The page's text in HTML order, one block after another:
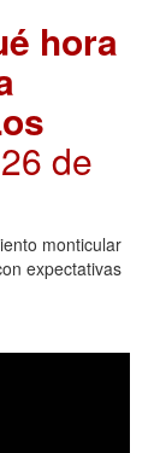
hora
de
monticular
expectativas